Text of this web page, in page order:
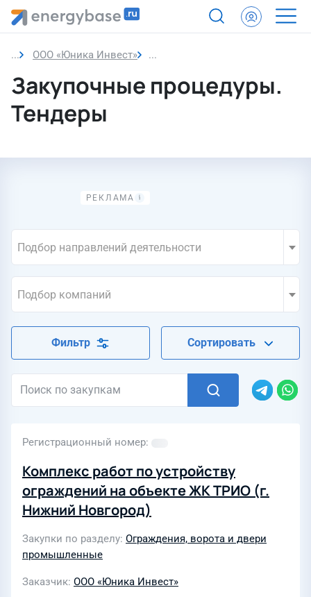
ООО «Юника Инвест» Закупки компании
Закупочные процедуры.
Тендеры
Подбор направлений деятельности
Подбор компаний
Фильтр Сортировать
Регистрационный номер
Комплекс работ по устройству
ограждений на объекте ЖК ТРИО (г.
Нижний Новгород)
Закупки по разделу Ограждения, ворота и двери
промышленные
Заказчик ООО «Юника Инвест»